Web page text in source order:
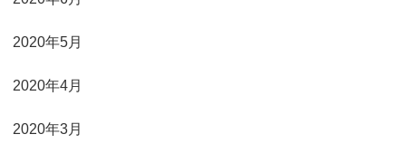
2020年5月
2020年4月
2020年3月